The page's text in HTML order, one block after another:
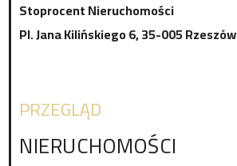
Stoprocent Nieruchomości
Pl. Jana Kilińskiego 6, 35-005 Rzeszów
PRZEGLĄD
NIERUCHOMOŚCI